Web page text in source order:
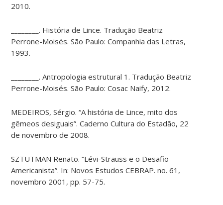
2010.
________. História de Lince. Tradução Beatriz
Perrone-Moisés. São Paulo: Companhia das Letras,
1993.
________. Antropologia estrutural 1. Tradução Beatriz
Perrone-Moisés. São Paulo: Cosac Naify, 2012.
MEDEIROS, Sérgio. “A história de Lince, mito dos
gêmeos desiguais”. Caderno Cultura do Estadão, 22
de novembro de 2008.
SZTUTMAN Renato. “Lévi-Strauss e o Desafio
Americanista”. In: Novos Estudos CEBRAP. no. 61,
novembro 2001, pp. 57-75.